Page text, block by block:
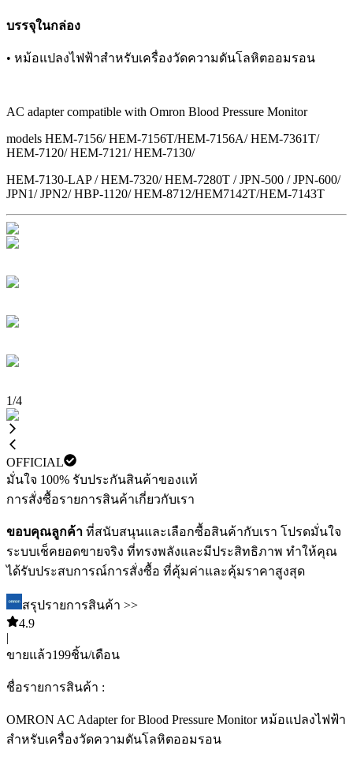
บรรจุในกล่อง
• หม้อแปลงไฟฟ้าสำหรับเครื่องวัดความดันโลหิตออมรอน
AC adapter compatible with Omron Blood Pressure Monitor
models HEM-7156/ HEM-7156T/HEM-7156A/ HEM-7361T/
HEM-7120/ HEM-7121/ HEM-7130/
HEM-7130-LAP / HEM-7320/ HEM-7280T / JPN-500 / JPN-600/
JPN1/ JPN2/ HBP-1120/ HEM-8712/HEM7142T/HEM-7143T
1/4
OFFICIAL
มั่นใจ 100% รับประกันสินค้าของแท้
การสั่งซื้อรายการสินค้าเกี่ยวกับเรา
ขอบคุณลูกค้า ที่สนับสนุนและเลือกซื้อสินค้ากับเรา โปรดมั่นใจ
ระบบเช็คยอดขายจริง ที่ทรงพลังและมีประสิทธิภาพ ทำให้คุณ
ได้รับประสบการณ์การสั่งซื้อ ที่คุ้มค่าและคุ้มราคาสูงสุด
สรุปรายการสินค้า >>
4.9
|
ขายแล้ว199ชิ้น/เดือน
ชื่อรายการสินค้า :
OMRON AC Adapter for Blood Pressure Monitor หม้อแปลงไฟฟ้า
สำหรับเครื่องวัดความดันโลหิตออมรอน